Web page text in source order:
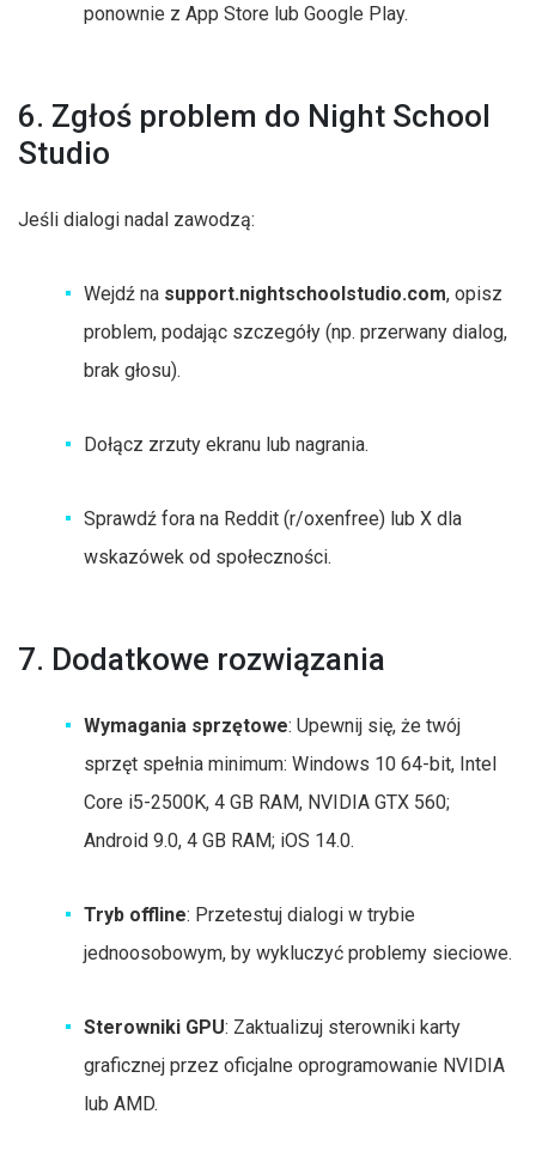
ponownie z App Store lub Google Play.
6. Zgłoś problem do Night School
Studio
Jeśli dialogi nadal zawodzą:
Wejdź na support.nightschoolstudio.com, opisz
problem, podając szczegóły (np. przerwany dialog,
brak głosu).
Dołącz zrzuty ekranu lub nagrania.
Sprawdź fora na Reddit (r/oxenfree) lub X dla
wskazówek od społeczności.
7. Dodatkowe rozwiązania
Wymagania sprzętowe: Upewnij się, że twój
sprzęt spełnia minimum: Windows 10 64-bit, Intel
Core i5-2500K, 4 GB RAM, NVIDIA GTX 560;
Android 9.0, 4 GB RAM; iOS 14.0.
Tryb offline: Przetestuj dialogi w trybie
jednoosobowym, by wykluczyć problemy sieciowe.
Sterowniki GPU: Zaktualizuj sterowniki karty
graficznej przez oficjalne oprogramowanie NVIDIA
lub AMD.